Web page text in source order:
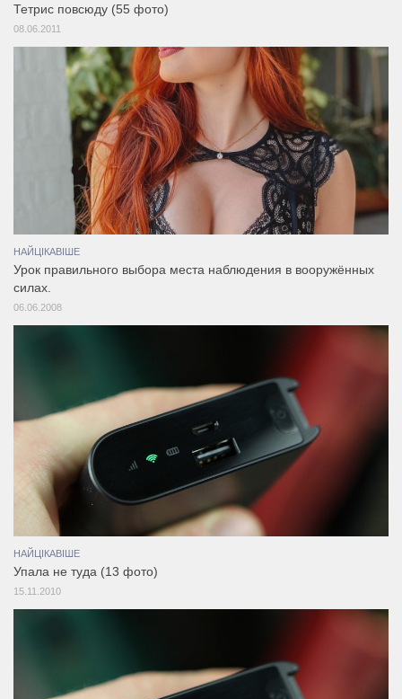
Тетрис повсюду (55 фото)
08.06.2011
НАЙЦІКАВІШЕ
Урок правильного выбора места наблюдения в вооружённых
силах.
06.06.2008
НАЙЦІКАВІШЕ
Упала не туда (13 фото)
15.11.2010